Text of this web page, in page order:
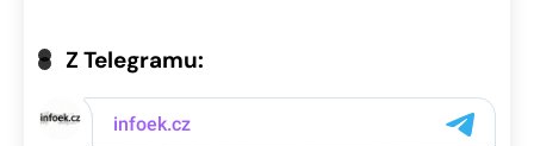
Z Telegramu: